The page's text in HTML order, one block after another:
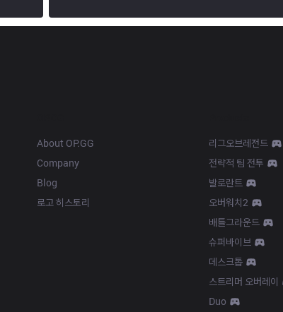
About OP.GG
Company
Blog
로고 히스토리
리그오브레전드
전략적 팀 전투
발로란트
오버워치2
배틀그라운드
슈퍼바이브
데스크톱
스트리머 오버레이
Duo